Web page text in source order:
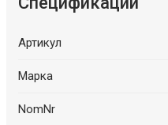
Артикул
Марка
NomNr